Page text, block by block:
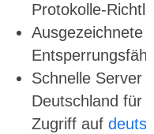
Protokolle-
Ausgezeichnete
Schnelle Server
Deutschland für
Zugriff auf